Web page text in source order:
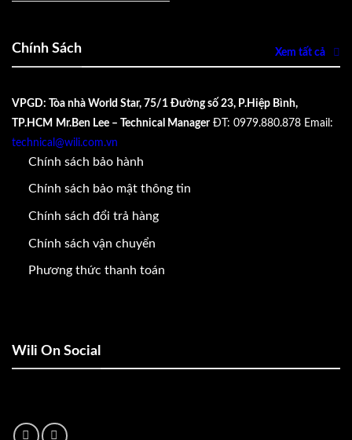
Chính Sách Xem tất cả
VPGD: Tòa nhà World Star, 75/1 Đường số 23, P.Hiệp Bình,
TP.HCM Mr.Ben Lee – Technical Manager ĐT: 0979.880.878 Email:
technical@wili.com.vn
Chính sách bảo hành
Chính sách bảo mật thông tin
Chính sách đổi trả hàng
Chính sách vận chuyển
Phương thức thanh toán
Wili On Social